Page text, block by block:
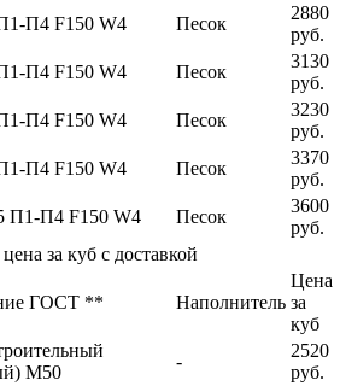
П4 F150 W4 Песок
2880
руб.
П4 F150 W4 Песок
3130
руб.
П4 F150 W4 Песок
3230
руб.
П4 F150 W4 Песок
3370
руб.
П1-П4 F150 W4 Песок
3600
руб.
за куб с доставкой
ГОСТ ** Наполнитель
Цена
за
куб
М50
-
2520
руб.